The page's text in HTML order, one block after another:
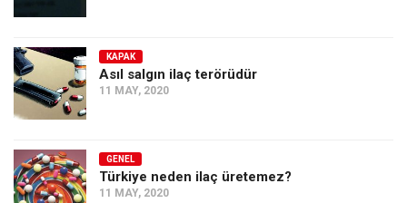
KAPAK
Asıl salgın ilaç terörüdür
11 MAY, 2020
GENEL
Türkiye neden ilaç üretemez?
11 MAY, 2020